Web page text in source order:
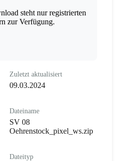
steht nur registrierten
zur Verfügung.
Zuletzt aktualisiert
09.03.2024
Dateiname
SV 08
Oehrenstock_pixel_ws.zip
Dateityp